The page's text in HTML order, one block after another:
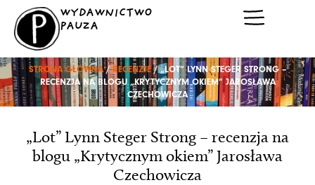
Przejdź
treści
WYDAWNICTWO
PAUZA
STRONA GŁÓWNA/RECENZJE/ „LOT” LYNN STEGER STRONG –
RECENZJA NA BLOGU „KRYTYCZNYM OKIEM” JAROSŁAWA
CZECHOWICZA
„Lot” Lynn Steger Strong – recenzja na
blogu „Krytycznym okiem” Jarosława
Czechowicza